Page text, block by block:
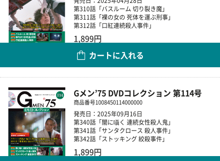
第310話「バスルーム 切り裂き魔」
第311話「裸の女の 死体を運ぶ刑事」
第312話「口紅連続殺人事件」
1,899円
カートに入れる
Gメン’75 DVDコレクション 第114号
商品番号1008450114000000
発売日：2025年09月16日
第340話「闇に囁く 連続女性殺人鬼」
第341話「サンタクロース 殺人事件」
第342話「ストッキング 絞殺事件」
1,899円